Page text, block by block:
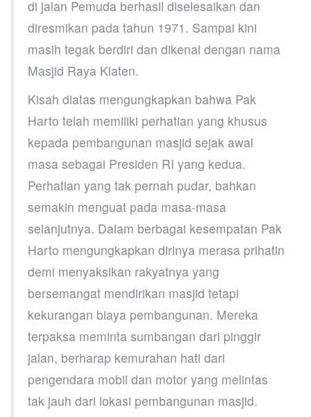
di jalan Pemuda berhasil diselesaikan dan
diresmikan pada tahun 1971. Sampai kini
masih tegak berdiri dan dikenal dengan nama
Masjid Raya Klaten.
Kisah diatas mengungkapkan bahwa Pak
Harto telah memiliki perhatian yang khusus
kepada pembangunan masjid sejak awal
masa sebagai Presiden RI yang kedua.
Perhatian yang tak pernah pudar, bahkan
semakin menguat pada masa-masa
selanjutnya. Dalam berbagai kesempatan Pak
Harto mengungkapkan dirinya merasa prihatin
demi menyaksikan rakyatnya yang
bersemangat mendirikan masjid tetapi
kekurangan biaya pembangunan. Mereka
terpaksa meminta sumbangan dari pinggir
jalan, berharap kemurahan hati dari
pengendara mobil dan motor yang melintas
tak jauh dari lokasi pembangunan masjid.